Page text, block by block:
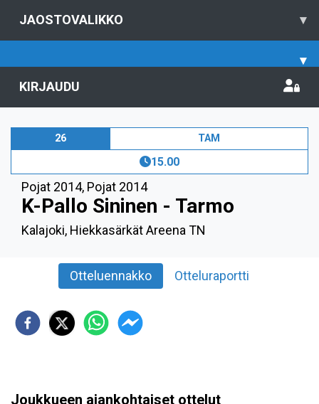
JAOSTOVALIKKO ▾
▾
KIRJAUDU
26 TAM
15.00
Pojat 2014, Pojat 2014
K-Pallo Sininen - Tarmo
Kalajoki, Hiekkasärkät Areena TN
Otteluennakko Otteluraportti
Joukkueen ajankohtaiset ottelut